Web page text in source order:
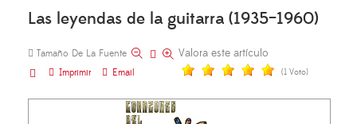
Las leyendas de la guitarra (1935–1960)
Tamaño De La Fuente
Imprimir
Email
Valora este artículo
(1 Voto)